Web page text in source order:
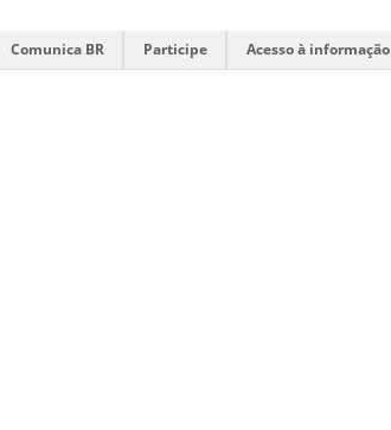
Comunica BR Participe Acesso à informação